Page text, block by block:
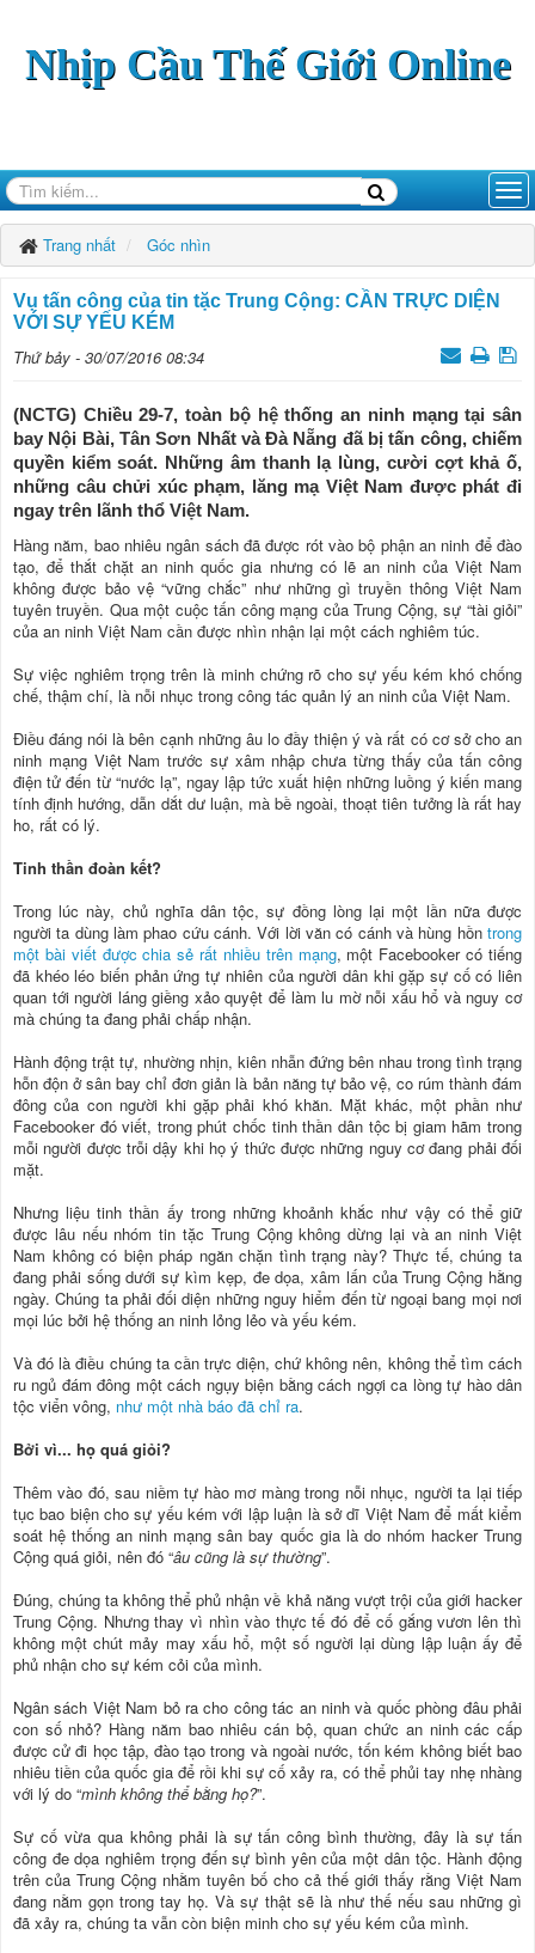
Nhịp Cầu Thế Giới Online
Trang nhất Góc nhìn
Vụ tấn công của tin tặc Trung Cộng: CẦN TRỰC DIỆN
VỚI SỰ YẾU KÉM
Thứ bảy - 30/07/2016 08:34
(NCTG) Chiều 29-7, toàn bộ hệ thống an ninh mạng tại sân
bay Nội Bài, Tân Sơn Nhất và Đà Nẵng đã bị tấn công, chiếm
quyền kiểm soát. Những âm thanh lạ lùng, cười cợt khả ố,
những câu chửi xúc phạm, lăng mạ Việt Nam được phát đi
ngay trên lãnh thổ Việt Nam.
Hàng năm, bao nhiêu ngân sách đã được rót vào bộ phận an ninh để đào
tạo, để thắt chặt an ninh quốc gia nhưng có lẽ an ninh của Việt Nam
không được bảo vệ “vững chắc” như những gì truyền thông Việt Nam
tuyên truyền. Qua một cuộc tấn công mạng của Trung Cộng, sự “tài giỏi”
của an ninh Việt Nam cần được nhìn nhận lại một cách nghiêm túc.
Sự việc nghiêm trọng trên là minh chứng rõ cho sự yếu kém khó chống
chế, thậm chí, là nỗi nhục trong công tác quản lý an ninh của Việt Nam.
Điều đáng nói là bên cạnh những âu lo đầy thiện ý và rất có cơ sở cho an
ninh mạng Việt Nam trước sự xâm nhập chưa từng thấy của tấn công
điện tử đến từ “nước lạ”, ngay lập tức xuất hiện những luồng ý kiến mang
tính định hướng, dẫn dắt dư luận, mà bề ngoài, thoạt tiên tưởng là rất hay
ho, rất có lý.
Tinh thần đoàn kết?
Trong lúc này, chủ nghĩa dân tộc, sự đồng lòng lại một lần nữa được
người ta dùng làm phao cứu cánh. Với lời văn có cánh và hùng hồn trong
một bài viết được chia sẻ rất nhiều trên mạng, một Facebooker có tiếng
đã khéo léo biến phản ứng tự nhiên của người dân khi gặp sự cố có liên
quan tới người láng giềng xảo quyệt để làm lu mờ nỗi xấu hổ và nguy cơ
mà chúng ta đang phải chấp nhận.
Hành động trật tự, nhường nhịn, kiên nhẫn đứng bên nhau trong tình trạng
hỗn độn ở sân bay chỉ đơn giản là bản năng tự bảo vệ, co rúm thành đám
đông của con người khi gặp phải khó khăn. Mặt khác, một phần như
Facebooker đó viết, trong phút chốc tinh thần dân tộc bị giam hãm trong
mỗi người được trỗi dậy khi họ ý thức được những nguy cơ đang phải đối
mặt.
Nhưng liệu tinh thần ấy trong những khoảnh khắc như vậy có thể giữ
được lâu nếu nhóm tin tặc Trung Cộng không dừng lại và an ninh Việt
Nam không có biện pháp ngăn chặn tình trạng này? Thực tế, chúng ta
đang phải sống dưới sự kìm kẹp, đe dọa, xâm lấn của Trung Cộng hằng
ngày. Chúng ta phải đối diện những nguy hiểm đến từ ngoại bang mọi nơi
mọi lúc bởi hệ thống an ninh lỏng lẻo và yếu kém.
Và đó là điều chúng ta cần trực diện, chứ không nên, không thể tìm cách
ru ngủ đám đông một cách ngụy biện bằng cách ngợi ca lòng tự hào dân
tộc viển vông, như một nhà báo đã chỉ ra.
Bởi vì... họ quá giỏi?
Thêm vào đó, sau niềm tự hào mơ màng trong nỗi nhục, người ta lại tiếp
tục bao biện cho sự yếu kém với lập luận là sở dĩ Việt Nam để mất kiểm
soát hệ thống an ninh mạng sân bay quốc gia là do nhóm hacker Trung
Cộng quá giỏi, nên đó “âu cũng là sự thường”.
Đúng, chúng ta không thể phủ nhận về khả năng vượt trội của giới hacker
Trung Cộng. Nhưng thay vì nhìn vào thực tế đó để cố gắng vươn lên thì
không một chút mảy may xấu hổ, một số người lại dùng lập luận ấy để
phủ nhận cho sự kém cỏi của mình.
Ngân sách Việt Nam bỏ ra cho công tác an ninh và quốc phòng đâu phải
con số nhỏ? Hàng năm bao nhiêu cán bộ, quan chức an ninh các cấp
được cử đi học tập, đào tạo trong và ngoài nước, tốn kém không biết bao
nhiêu tiền của quốc gia để rồi khi sự cố xảy ra, có thể phủi tay nhẹ nhàng
với lý do “mình không thể bằng họ?”.
Sự cố vừa qua không phải là sự tấn công bình thường, đây là sự tấn
công đe dọa nghiêm trọng đến sự bình yên của một dân tộc. Hành động
trên của Trung Cộng nhằm tuyên bố cho cả thế giới thấy rằng Việt Nam
đang nằm gọn trong tay họ. Và sự thật sẽ là như thế nếu sau những gì
đã xảy ra, chúng ta vẫn còn biện minh cho sự yếu kém của mình.